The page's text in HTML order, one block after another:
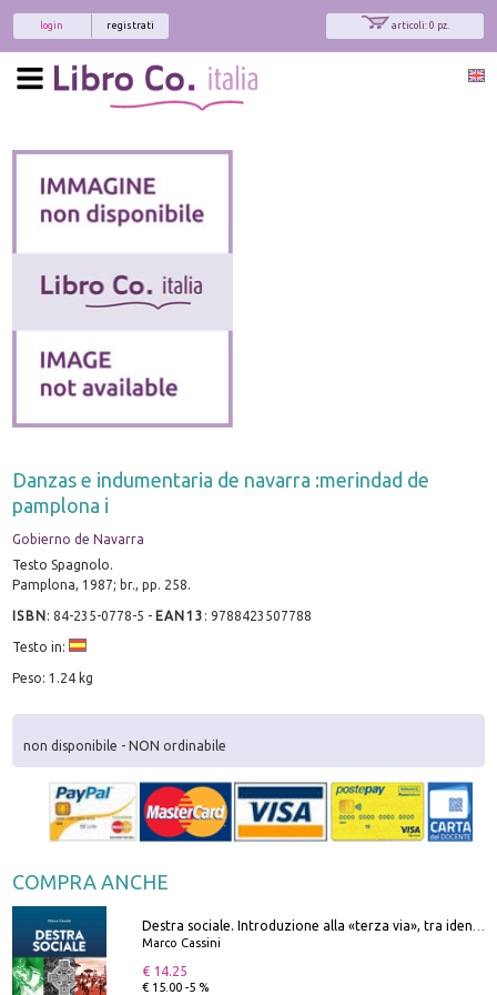
articoli: 0 pz.
registrati
login
Danzas e indumentaria de navarra :merindad de
pamplona i
Gobierno de Navarra
Testo Spagnolo.
Pamplona, 1987; br., pp. 258.
ISBN:84-235-0778-5 - EAN13 :9788423507788
Testo in:
Peso: 1.24 kg
non disponibile - NON ordinabile
COMPRA ANCHE
Marco Cassini
€ 14.25
€ 15.00 -5 %